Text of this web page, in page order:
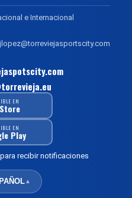
e Internacional
EN
EN
Play
recibir notificaciones
▲